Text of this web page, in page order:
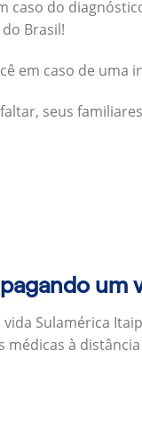
caso do
Brasil!
em caso de uma
seus
um
Sulamérica
médicas à